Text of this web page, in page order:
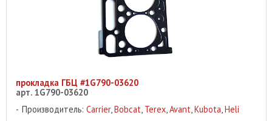
прокладка ГБЦ #1G790-03620
арт. 1G790-03620
Производитель: Carrier,Bobcat, Terex,Avant,Kubota,Heli